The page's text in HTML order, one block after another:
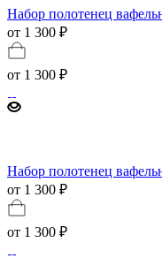
Набор полотенец
от 1 300 ₽
от 1 300 ₽
Набор полотенец
от 1 300 ₽
от 1 300 ₽